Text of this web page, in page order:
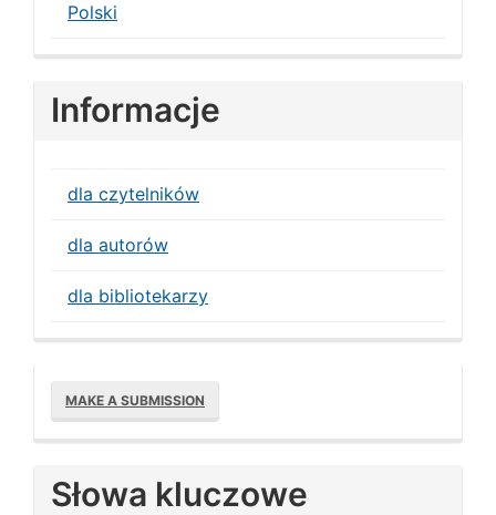
Polski
Informacje
dla czytelników
dla autorów
dla bibliotekarzy
Make
a
Submission
MAKE A SUBMISSION
Słowa kluczowe